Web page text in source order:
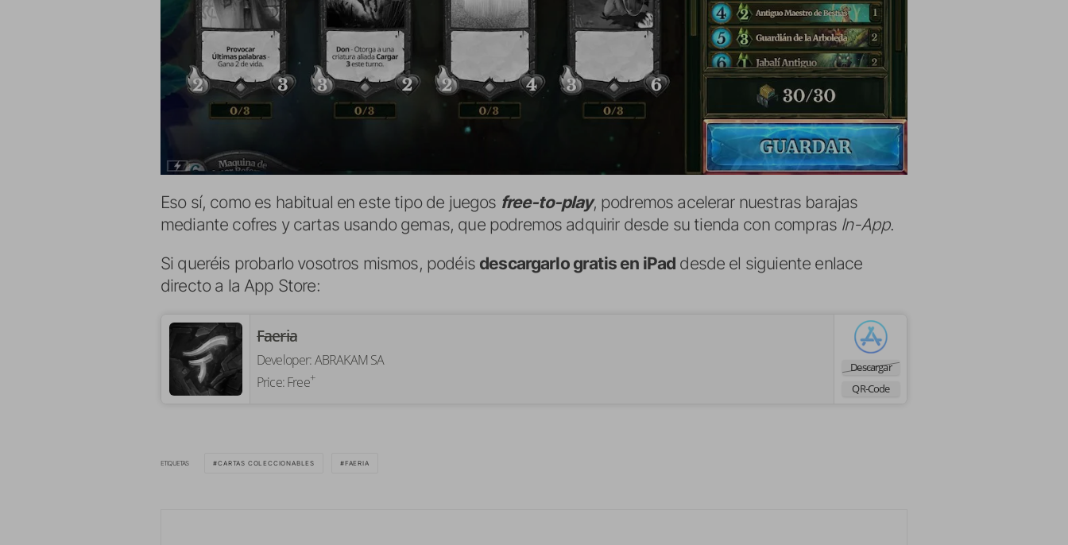
Eso sí, como es habitual en este tipo de juegos free-to-play, podremos acelerar nuestras barajas
mediante cofres y cartas usando gemas, que podremos adquirir desde su tienda con compras In-App.
Si queréis probarlo vosotros mismos, podéis descargarlo gratis en iPad desde el siguiente enlace
directo a la App Store:
Descargar
QR-Code
Faeria
Developer:ABRAKAM SA
Price:Free+
ETIQUETAS CARTAS COLECCIONABLES FAERIA